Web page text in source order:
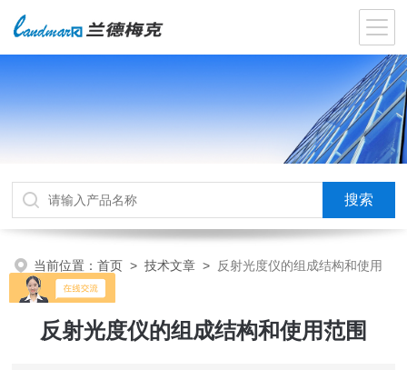
当前位置：首页 >技术文章 > 反射光度仪的组成结构和使用
范围
反射光度仪的组成结构和使用范围